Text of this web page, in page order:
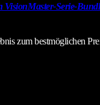
VisionMaster-Serie-
zum bestmöglichen